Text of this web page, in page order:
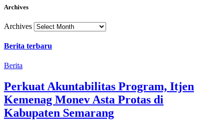
Archives
Archives
Berita terbaru
Berita
Perkuat Akuntabilitas Program, Itjen
Kemenag Monev Asta Protas di
Kabupaten Semarang